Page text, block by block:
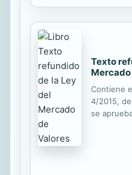
Texto
Contiene
4/2015,
se